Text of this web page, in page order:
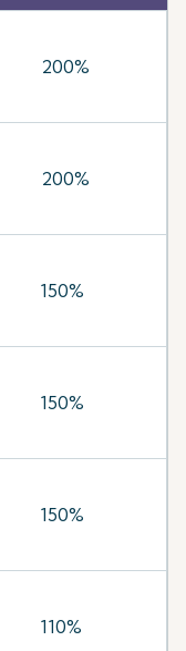
200%
200%
150%
150%
150%
110%